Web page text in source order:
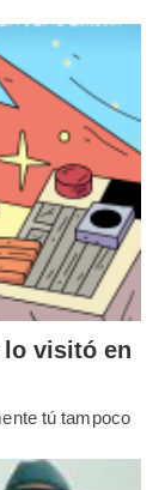
lo visitó en
tú tampoco